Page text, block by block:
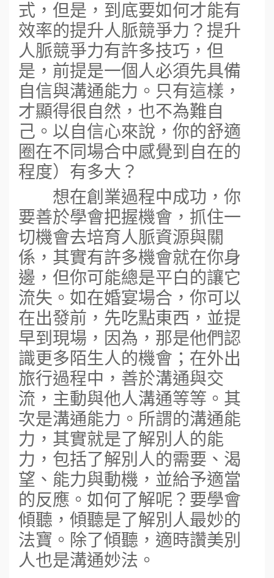
式，但是，到底要如何才能有
效率的提升人脈競爭力？提升
人脈競爭力有許多技巧，但
是，前提是一個人必須先具備
自信與溝通能力。只有這樣，
才顯得很自然，也不為難自
己。以自信心來說，你的舒適
圈在不同場合中感覺到自在的
程度）有多大？
想在創業過程中成功，你
要善於學會把握機會，抓住一
切機會去培育人脈資源與關
係，其實有許多機會就在你身
邊，但你可能總是平白的讓它
流失。如在婚宴場合，你可以
在出發前，先吃點東西，並提
早到現場，因為，那是他們認
識更多陌生人的機會；在外出
旅行過程中，善於溝通與交
流，主動與他人溝通等等。其
次是溝通能力。所謂的溝通能
力，其實就是了解別人的能
力，包括了解別人的需要、渴
望、能力與動機，並給予適當
的反應。如何了解呢？要學會
傾聽，傾聽是了解別人最妙的
法寶。除了傾聽，適時讚美別
人也是溝通妙法。